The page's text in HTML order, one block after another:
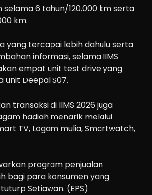
6 tahun/120.000 km serta
km.
yang tercapai lebih dahulu serta
informasi, selama IIMS
empat unit test drive yang
unit Deepal S07.
transaksi di IIMS 2026 juga
hadiah menarik melalui
TV, Logam mulia, Smartwatch,
program penjualan
bagi para konsumen yang
Setiawan. (EPS)